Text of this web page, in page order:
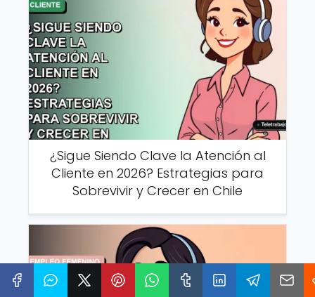
¿Sigue Siendo Clave la Atención al
Cliente en 2026? Estrategias para
Sobrevivir y Crecer en Chile